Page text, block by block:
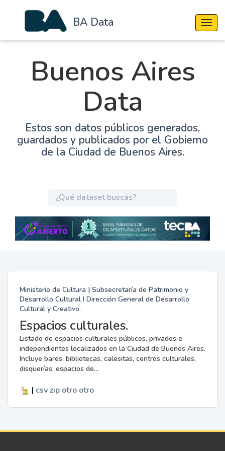
BA Data
Buenos Aires
Data
Estos son datos públicos generados,
guardados y publicados por el Gobierno
de la Ciudad de Buenos Aires.
Ministerio de Cultura | Subsecretaría de Patrimonio y
Desarrollo Cultural I Dirección General de Desarrollo
Cultural y Creativo.
Espacios culturales.
Listado de espacios culturales públicos, privados e
independientes localizados en la Ciudad de Buenos Aires.
Incluye bares, bibliotecas, calesitas, centros culturales,
disquerías, espacios de...
| csv zip otro otro